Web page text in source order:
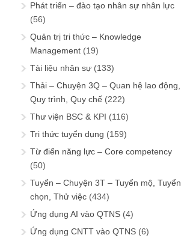
Phát triển – đào tạo nhân sự nhân lực
(56)
Quản trị tri thức – Knowledge
Management (19)
Tài liệu nhân sự (133)
Thải – Chuyện 3Q – Quan hệ lao động,
Quy trình, Quy chế (222)
Thư viện BSC & KPI (116)
Tri thức tuyển dụng (159)
Từ điển năng lực – Core competency
(50)
Tuyển – Chuyện 3T – Tuyển mộ, Tuyển
chọn, Thử việc (434)
Ứng dụng AI vào QTNS (4)
Ứng dụng CNTT vào QTNS (6)